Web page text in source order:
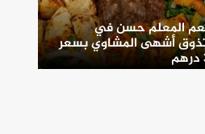
المعلم حسن في
أشهى المشاوي بسعر